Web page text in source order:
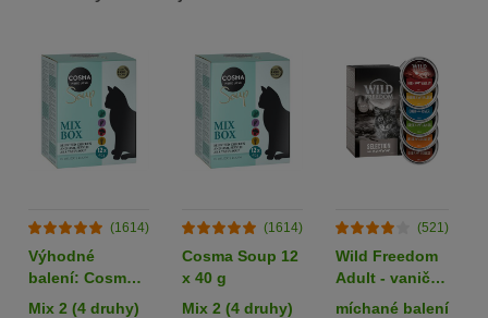
(1614)
Výhodné
balení: Cosma
Soup 24 x 40 g
Mix 2 (4 druhy)
(1614)
Cosma Soup 12
x 40 g
Mix 2 (4 druhy)
(521)
Wild Freedom
Adult - vaničky
6 x 85 g
míchané balení